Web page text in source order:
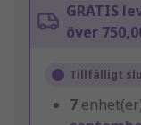
GRATIS
över
Tillfälligt
7